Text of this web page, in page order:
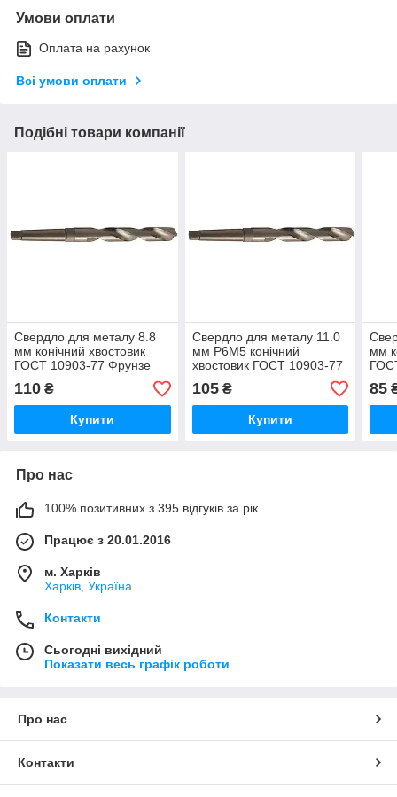
Умови оплати
Оплата на рахунок
Всі умови оплати
Подібні товари компанії
Свердло для металу 8.8
мм конічний хвостовик
ГОСТ 10903-77 Фрунзе
110 ₴
Купити
Свердло для металу 11.0
мм Р6М5 конічний
хвостовик ГОСТ 10903-77
Фрунзе
105₴
Купити
мм
85
Про нас
100% позитивних з 395 відгуків за рік
Працює з 20.01.2016
м. Харків
Харків, Україна
Контакти
Сьогодні вихідний
Показати весь графік роботи
Про нас
Контакти